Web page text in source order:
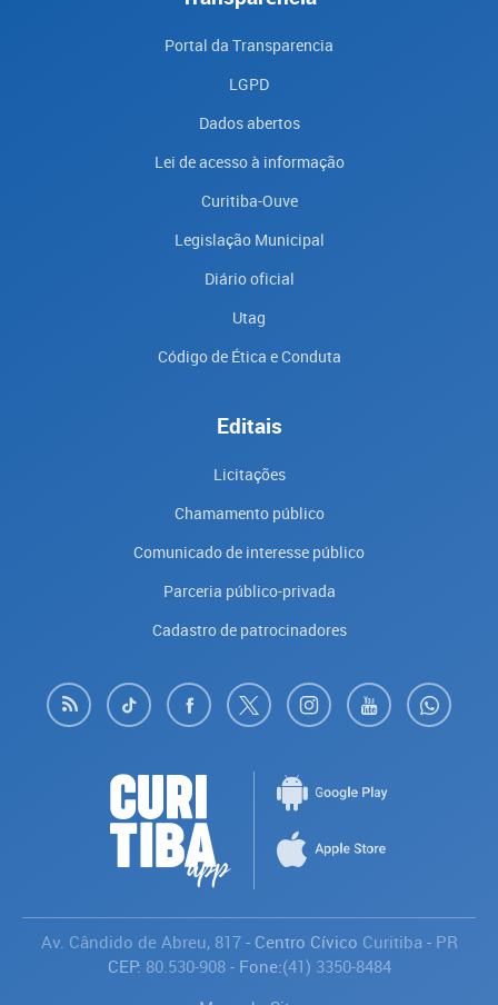
Portal da Transparencia
LGPD
Dados abertos
Lei de acesso à informação
Curitiba-Ouve
Legislação Municipal
Diário oficial
Utag
Código de Ética e Conduta
Editais
Licitações
Chamamento público
Comunicado de interesse público
Parceria público-privada
Cadastro de patrocinadores
Av. Cândido de Abreu, 817- Centro Cívico Curitiba- PR
CEP: 80.530-908- Fone:(41) 3350-8484